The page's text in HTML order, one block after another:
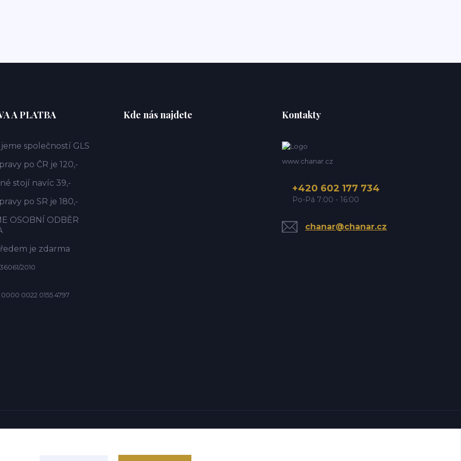
A PLATBA
společností GLS
po ČR je 120,-
stojí navíc 39,-
po SR je 180,-
OSOBNÍ ODBĚR
je zdarma
2010
0022 0155 4797
Kde nás najdete Kontakty
www.chanar.cz
+420 602 177 734
Po-Pá 7:00 - 16:00
chanar@chanar.cz